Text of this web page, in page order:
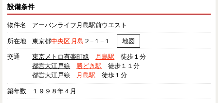
設備条件
物件名 アーバンライフ月島駅前ウエスト
所在地 東京都中央区 月島 ２−１−１ 地図
交通 東京メトロ有楽町線 月島駅 徒歩１分
都営大江戸線
勝どき駅 徒歩１１分
都営大江戸線
月島駅 徒歩１分
築年数 １９９８年４月